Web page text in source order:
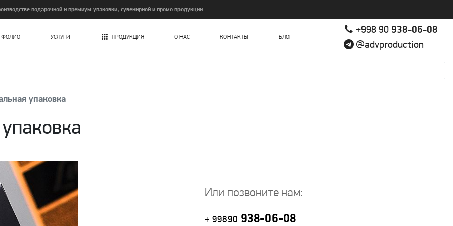
подарочной и премиум упаковки, сувенирной и промо продукции.
УСЛУГИ ПРОДУКЦИЯ О НАС КОНТАКТЫ БЛОГ
+998 90 938-06-08
@advproduction
упаковка
Или позвоните нам:
+ 99890 938-06-08